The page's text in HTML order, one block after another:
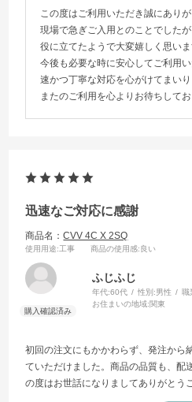
この度はご利用いただき誠にありが
現場で急ぎご入用とのことでした
役に立てたようで大変嬉しく思いま
今後も必要な時に安心してご利用
速かつ丁寧な対応を心がけてまいり
またのご利用を心よりお待ちしてお
迅速なご対応に感謝
商品名：CVV 4C X 2SQ
使用用途:工事 商品の使用感:良い
ふじふじ
年代:60代 性別:男性 職
お住まいの地域:関東
初回の注文にもかかわらず、発注から
ていただけました。商品の品質も、配
の度はお世話になりましてありがとう